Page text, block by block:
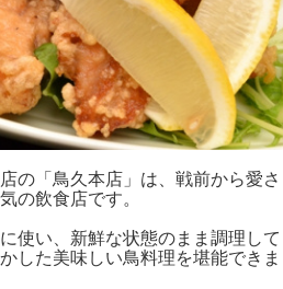
の「鳥久本店」は、戦前から愛さ
の飲食店です。
使い、新鮮な状態のまま調理して
した美味しい鳥料理を堪能できま